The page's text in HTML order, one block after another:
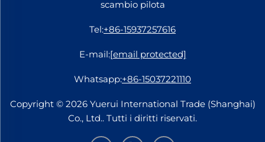
scambio pilota
Tel:+86-15937257616
E-mail:[email protected]
Whatsapp:+86-15037221110
Copyright © 2026 Yuerui International Trade (Shanghai)
Co., Ltd.. Tutti i diritti riservati.